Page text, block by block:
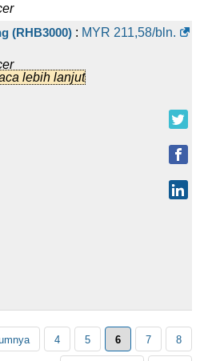
(RHB3000) : MYR 211,58/bln.
(WB1000)
(WB2000)
/bln.
(WB3000)
/bln.
(WB4000)
lebih lanjut
4 5 6 7 8